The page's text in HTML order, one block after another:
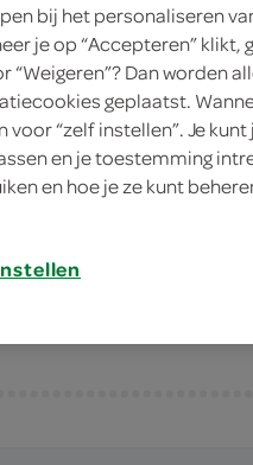
Let
hard
bij het personaliseren
je op “Accepteren”
“Weigeren”? Dan worden
geplaatst.
voor “zelf instellen”. Je
en je toestemming
en hoe je ze kunt